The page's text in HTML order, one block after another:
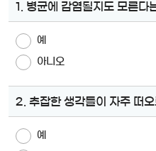
1. 병균에 감염될지도 모른다
예
아니오
2. 추잡한 생각들이 자주 떠
예